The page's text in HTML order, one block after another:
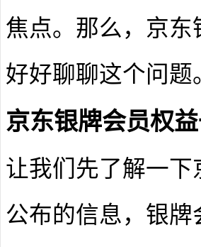
焦点。那么，京
好好聊聊这个问题
京东银牌会员权
让我们先了解一
公布的信息，银